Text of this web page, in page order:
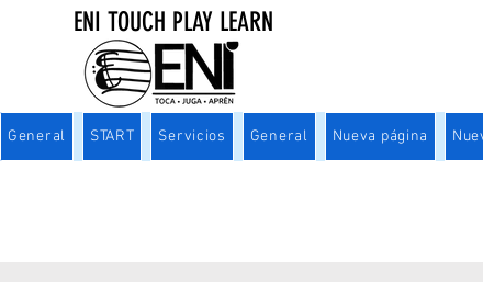
ENI TOUCH PLAY LEARN
General START Servicios General Nueva página